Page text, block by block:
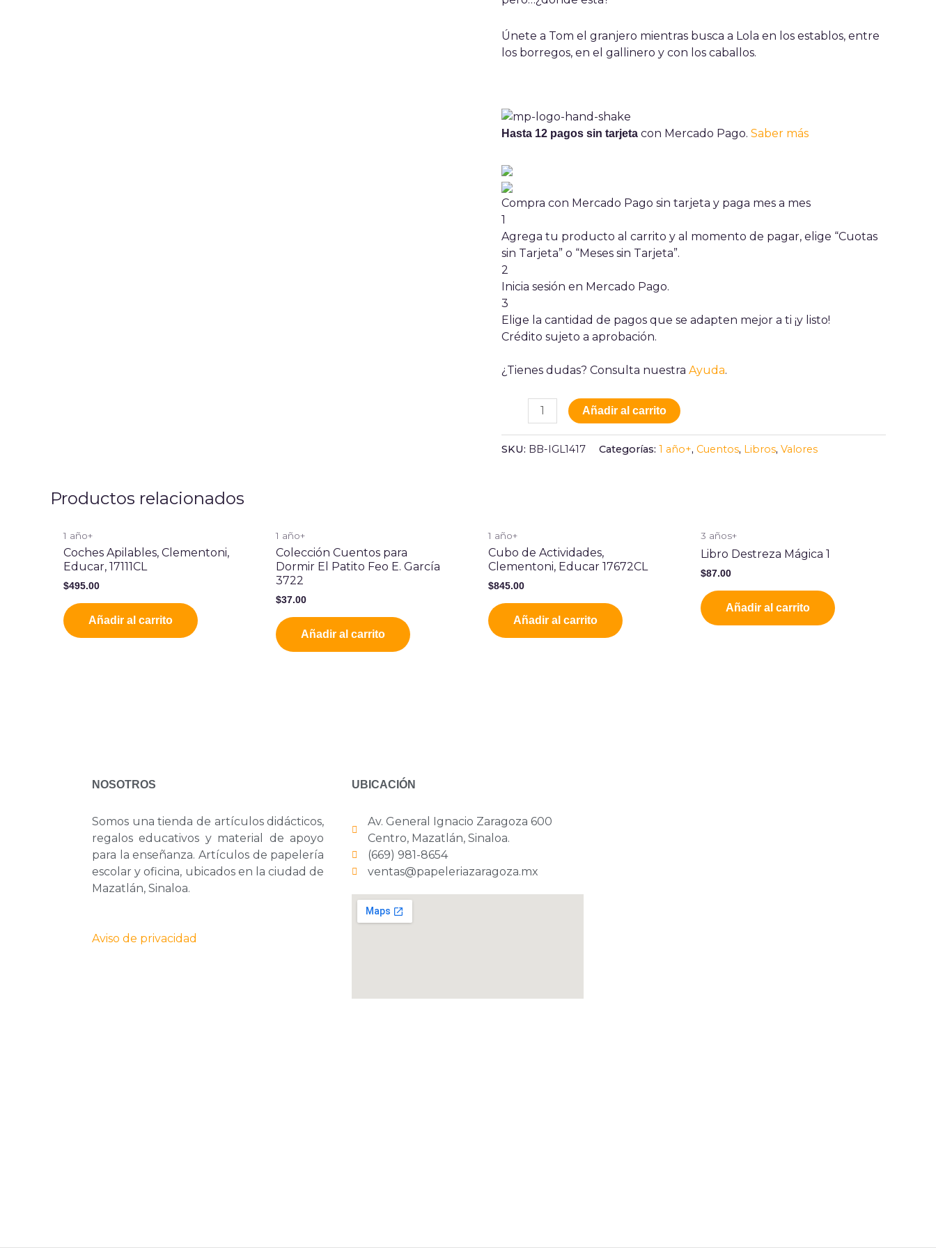
Únete a Tom el granjero mientras busca a Lola en los establos, entre
los borregos, en el gallinero y con los caballos.
Hasta 12 pagos sin tarjeta con Mercado Pago. Saber más
Compra con Mercado Pago sin tarjeta y paga mes a mes
1
Agrega tu producto al carrito y al momento de pagar, elige “Cuotas
sin Tarjeta” o “Meses sin Tarjeta”.
2
Inicia sesión en Mercado Pago.
3
Elige la cantidad de pagos que se adapten mejor a ti ¡y listo!
Crédito sujeto a aprobación.
¿Tienes dudas? Consulta nuestra Ayuda.
Añadir al carrito
SKU: BB-IGL1417 Categorías: 1 año+, Cuentos, Libros, Valores
Productos relacionados
1 año+
Coches Apilables, Clementoni,
Educar, 17111CL
$495.00
Añadir al carrito
1 año+
Colección Cuentos para
Dormir El Patito Feo E. García
3722
$37.00
Añadir al carrito
1 año+
Cubo de Actividades,
Clementoni, Educar 17672CL
$845.00
Añadir al carrito
3 años+
Libro Destreza Mágica 1
$87.00
Añadir al carrito
NOSOTROS
Somos una tienda de artículos didácticos,
regalos educativos y material de apoyo
para la enseñanza. Artículos de papelería
escolar y oficina, ubicados en la ciudad de
Mazatlán, Sinaloa.
Aviso de privacidad
UBICACIÓN
Av. General Ignacio Zaragoza 600
Centro, Mazatlán, Sinaloa.
(669) 981-8654
ventas@papeleriazaragoza.mx